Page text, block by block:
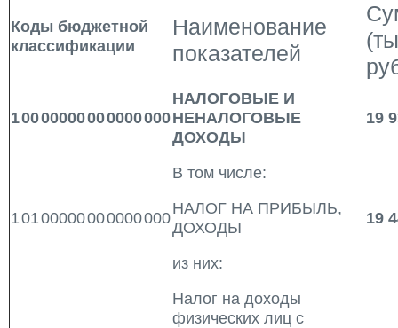
Коды бюджетной
классификации
Наименование
показателей
10000000000000000
НАЛОГОВЫЕ И
НЕНАЛОГОВЫЕ
ДОХОДЫ
19
В том числе:
10100000000000000
НАЛОГ НА ПРИБЫЛЬ,
ДОХОДЫ
19
из них:
Налог на доходы
физических лиц с